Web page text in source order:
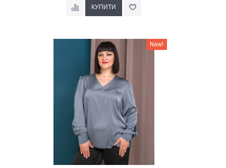
Наклейки Варіант з % New!